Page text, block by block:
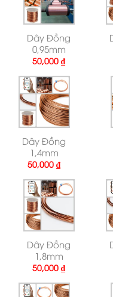
Dây Đồng
0,95mm
50,000₫
Dây Đồng
1,4mm
50,000₫
Dây Đồng
1,8mm
50,000₫